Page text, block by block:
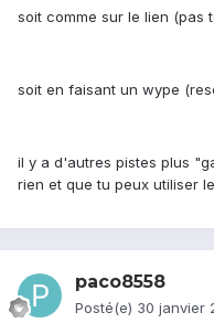
soit comme sur le lien (pas
soit en faisant un wype
il y a d'autres pistes plus
rien et que tu peux utiliser le
paco8558
Posté(e) 30 janvier